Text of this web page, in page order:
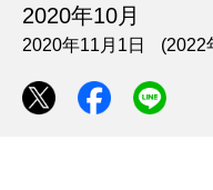
2020年10月
2020年11月1日 (2022